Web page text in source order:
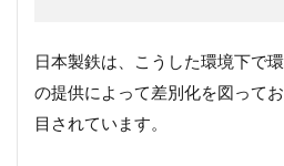
日本製鉄は、こうした環境下で
の提供によって差別化を図って
目されています。